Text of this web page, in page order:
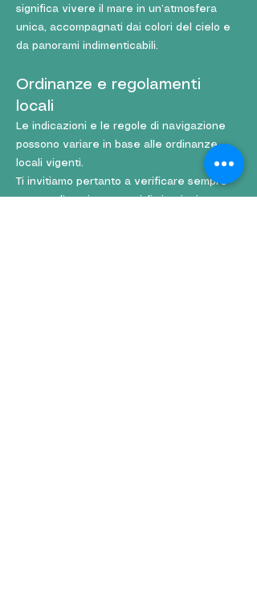
significa vivere il mare in un’atmosfera
unica, accompagnati dai colori del cielo e
da panorami indimenticabili.
Ordinanze e regolamenti
locali
Le indicazioni e le regole di navigazione
possono variare in base alle ordinanze
locali vigenti.
Ti invitiamo pertanto a verificare sempre
eventuali aggiornamenti, limitazioni o